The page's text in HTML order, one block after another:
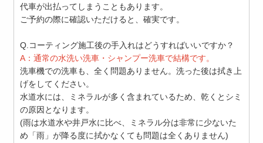
代車が出払ってしまうこともあります。
ご予約の際に確認いただけると、確実です。
Q.コーティング施工後の手入れはどうすればいいですか？
A：通常の水洗い洗車・シャンプー洗車で結構です。
洗車機での洗車も、全く問題ありません。洗った後は拭き上
げをしてください。
水道水には、ミネラルが多く含まれているため、乾くとシミ
の原因となります。
(雨は水道水や井戸水に比べ、ミネラル分は非常に少ないた
め「雨」が降る度に拭かなくても問題は全くありません)